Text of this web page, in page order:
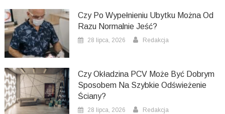
Czy Po Wypełnieniu Ubytku Można Od
Razu Normalnie Jeść?
28 lipca, 2026 Redakcja
Czy Okładzina PCV Może Być Dobrym
Sposobem Na Szybkie Odświeżenie
Ściany?
28 lipca, 2026 Redakcja